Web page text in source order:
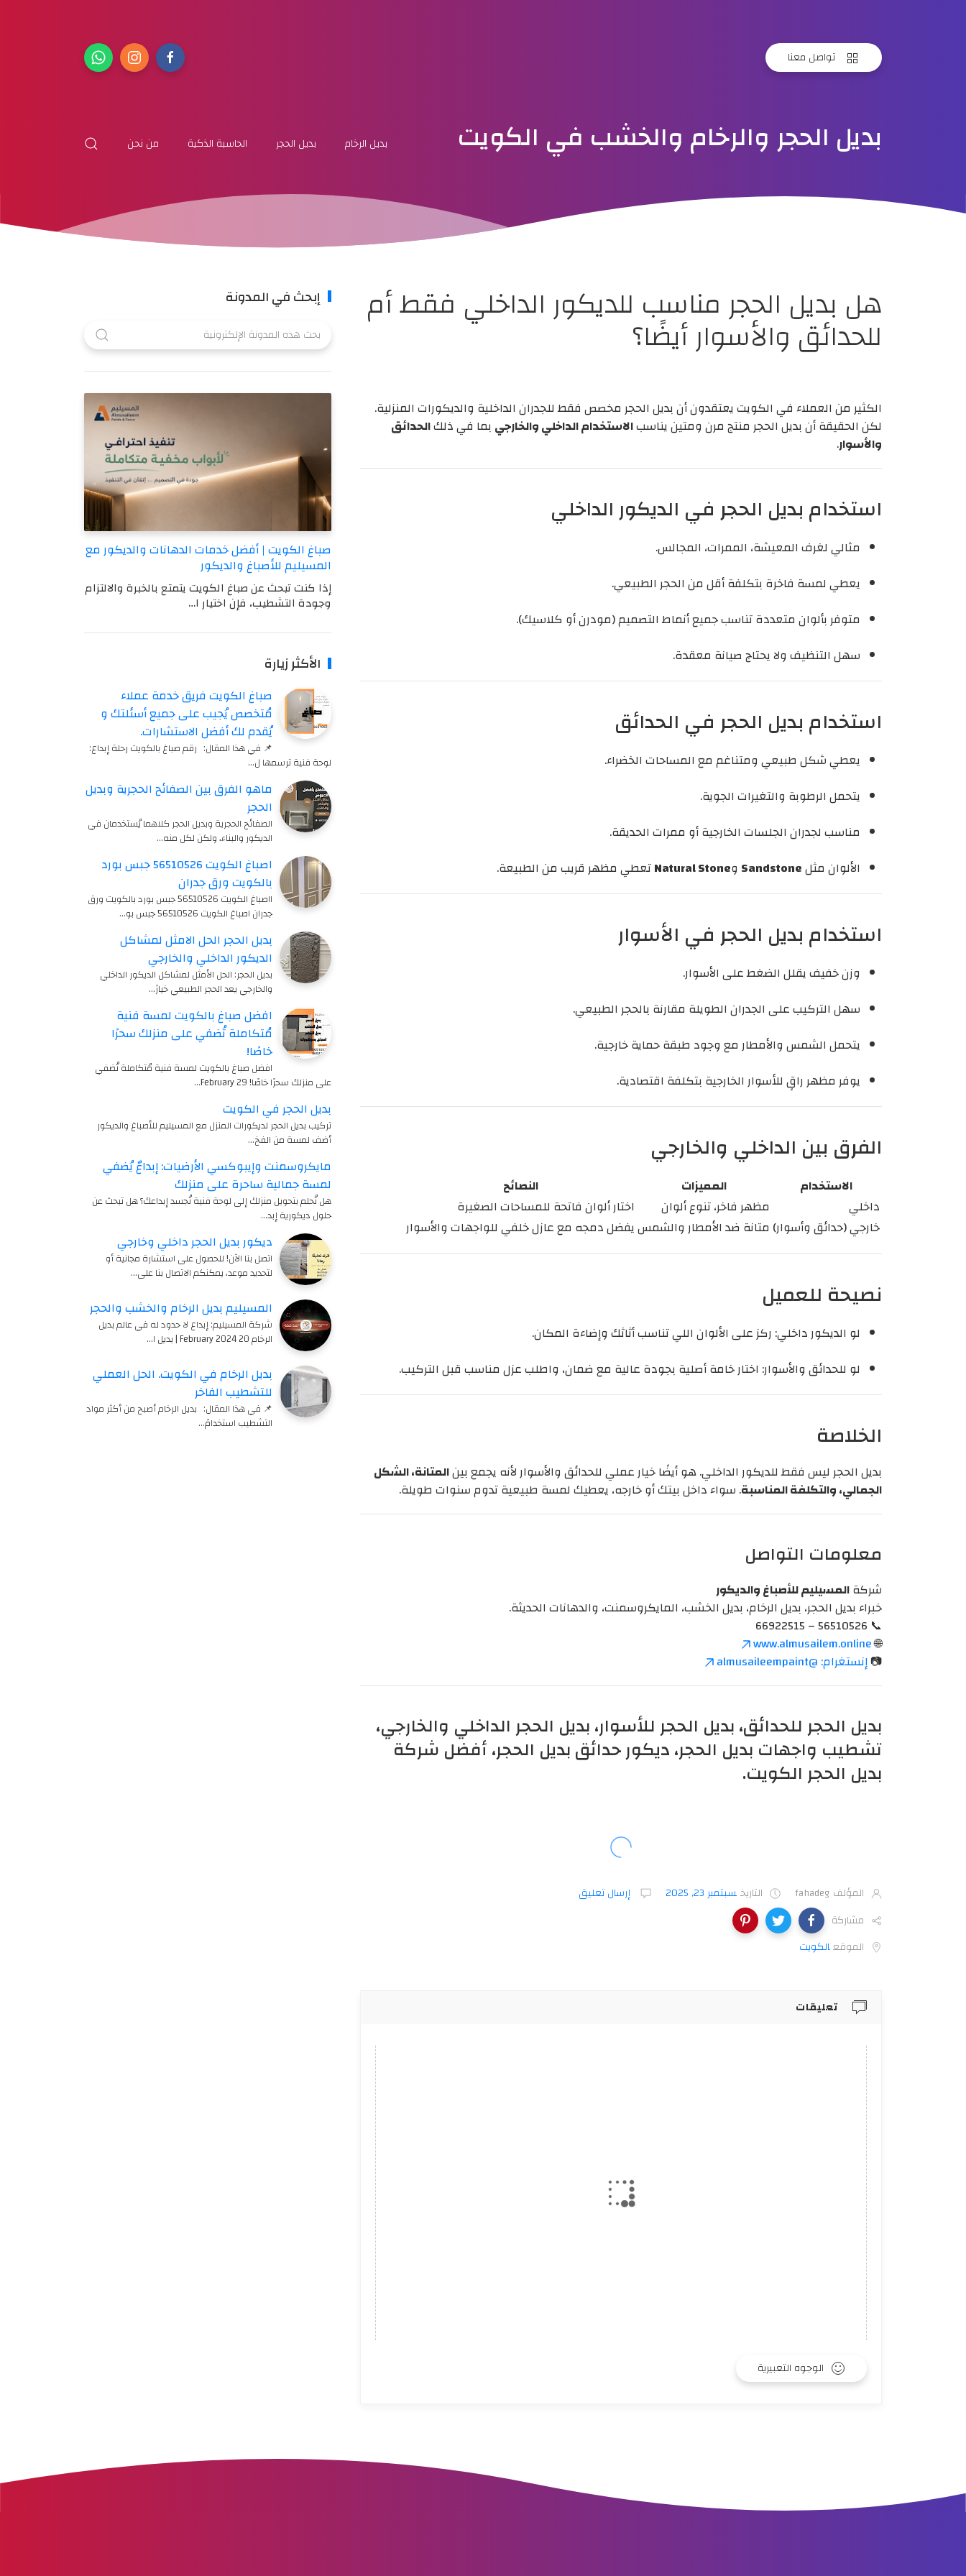
تواصل معنا
بديل الحجر والرخام والخشب في الكويت بديل الرخام بديل الحجر الحاسبة الذكية من نحن
هل بديل الحجر مناسب للديكور الداخلي فقط أم
للحدائق والأسوار أيضًا؟
الكثير من العملاء في الكويت يعتقدون أن بديل الحجر مخصص فقط للجدران الداخلية والديكورات المنزلية.
لكن الحقيقة أن بديل الحجر منتج مرن ومتين يناسبالاستخدام الداخلي والخارجي بما في ذلكالحدائق
والأسوار.
استخدام بديل الحجر في الديكور الداخلي
مثالي لغرف المعيشة، الممرات، المجالس.
يعطي لمسة فاخرة بتكلفة أقل من الحجر الطبيعي.
متوفر بألوان متعددة تناسب جميع أنماط التصميم (مودرن أو كلاسيك).
سهل التنظيف ولا يحتاج صيانة معقدة.
استخدام بديل الحجر في الحدائق
يعطي شكل طبيعي ومتناغم مع المساحات الخضراء.
يتحمل الرطوبة والتغيرات الجوية.
مناسب لجدران الجلسات الخارجية أو ممرات الحديقة.
الألوان مثلSandstone وNatural Stoneتعطي مظهر قريب من الطبيعة.
استخدام بديل الحجر في الأسوار
وزن خفيف يقلل الضغط على الأسوار.
سهل التركيب على الجدران الطويلة مقارنة بالحجر الطبيعي.
يتحمل الشمس والأمطار مع وجود طبقة حماية خارجية.
يوفر مظهر راقٍ للأسوار الخارجية بتكلفة اقتصادية.
الفرق بين الداخلي والخارجي
الاستخدام المميزات
النصائح
داخلي
مظهر فاخر، تنوع ألوان
اختار ألوان فاتحة للمساحات الصغيرة
خارجي (حدائق وأسوار) متانة ضد الأمطار والشمسيفضل دمجه مع عازل خلفي للواجهات والأسوار
نصيحة للعميل
لو الديكور داخلي: ركز على الألوان اللي تناسب أثاثك وإضاءة المكان.
لو للحدائق والأسوار: اختار خامة أصلية بجودة عالية مع ضمان، واطلب عزل مناسب قبل التركيب.
الخلاصة
بديل الحجر ليس فقط للديكور الداخلي. هو أيضًا خيار عملي للحدائق والأسوار لأنه يجمع بينالمتانة، الشكل
الجمالي، والتكلفة المناسبة. سواء داخل بيتك أو خارجه، يعطيك لمسة طبيعية تدوم سنوات طويلة.
معلومات التواصل
شركةالمسيليم للأصباغ والديكور
خبراء بديل الحجر، بديل الرخام، بديل الخشب، المايكروسمنت، والدهانات الحديثة.
📞 56510526 – 66922515
🌐
www.almusailem.online
📷إنستغرام: @almusaileempaint
بديل الحجر للحدائق، بديل الحجر للأسوار، بديل الحجر الداخلي والخارجي،
تشطيب واجهات بديل الحجر، ديكور حدائق بديل الحجر، أفضل شركة
بديل الحجر الكويت.
المؤلف fahadeg التاريخسبتمبر 23, 2025
إرسال تعليق
مشاركة
الموقعالكويت‎
تعليقات
الوجوه التعبيرية
إبحث في المدونة
صباغ الكويت | أفضل خدمات الدهانات والديكور مع
المسيليم للأصباغ والديكور
إذا كنت تبحث عن صباغ الكويت يتمتع بالخبرة والالتزام
وجودة التشطيب، فإن اختيار ا…
الأكثر زيارة
صباغ الكويت فريق خدمة عملاء
مُتخصص يُجيب على جميع أسئلتك و
يُقدم لك أفضل الاستشارات.
📌 في هذا المقال: رقم صباغ بالكويت رحلة إبداع:
لوحة فنية ترسمها ل…
ماهو الفرق بين الصفائح الحجرية وبديل
الحجر
الصفائح الحجرية وبديل الحجر كلاهما يُستخدمان في
الديكور والبناء، ولكن لكل منه…
اصباغ الكويت 56510526 جبس بورد
بالكويت ورق جدران
ااصباغ الكويت 56510526 جبس بورد بالكويت ورق
جدران اصباغ الكويت 56510526 جبس بو…
بديل الحجر الحل الامثل لمشاكل
الديكور الداخلي والخارجي
بديل الحجر: الحل الأمثل لمشاكل الديكور الداخلي
والخارجي يعد الحجر الطبيعي خيارً…
افضل صباغ بالكويت لمسة فنية
مُتكاملة تُضفي على منزلك سحرًا
خاصًا!
افضل صباغ بالكويت لمسة فنية مُتكاملة تُضفي
على منزلك سحرًا خاصًا! 29 February…
بديل الحجر في الكويت
تركيب بديل الحجر لديكورات المنزل مع المسيليم للأصباغ والديكور
أضف لمسة من الفخ…
مايكروسمنت وإيبوكسي الأرضيات: إبداعٌ يُضفي
لمسة جمالية ساحرة على منزلك
هل تُحلم بتحويل منزلك إلى لوحة فنية تُجسد إبداعك؟ هل تبحث عن
حلول ديكورية إبد…
ديكور بديل الحجر داخلي وخارجي
اتصل بنا الآن! للحصول على استشارة مجانية أو
لتحديد موعد، يمكنكم الاتصال بنا على…
المسيليم بديل الرخام والخشب والحجر
شركة المسيليم: إبداع لا حدود له في عالم بديل
الرخام 20 February 2024 | بديل ا…
بديل الرخام في الكويت. الحل العملي
للتشطيب الفاخر
📌 في هذا المقال: بديل الرخام أصبح من أكثر مواد
التشطيب استخدامً…